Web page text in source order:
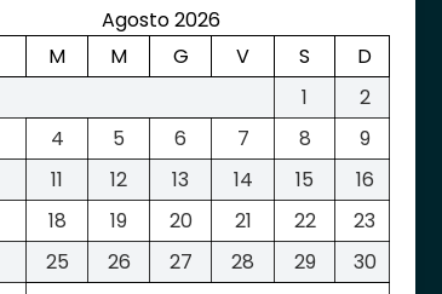
Agosto 2026
M M G V S
D
1
2
4 5 6 7 8
9
11 12 13 14 15
16
18 19 20 21 22
23
25 26 27 28 29
30